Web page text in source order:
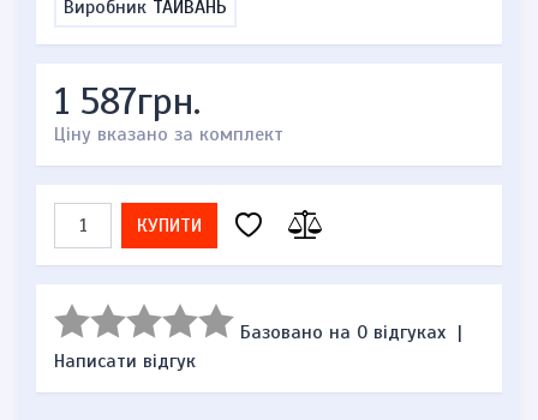
Виробник ТАЙВАНЬ
1 587грн.
Ціну вказано за комплект
КУПИТИ
Базовано на 0 відгуках |
Написати відгук